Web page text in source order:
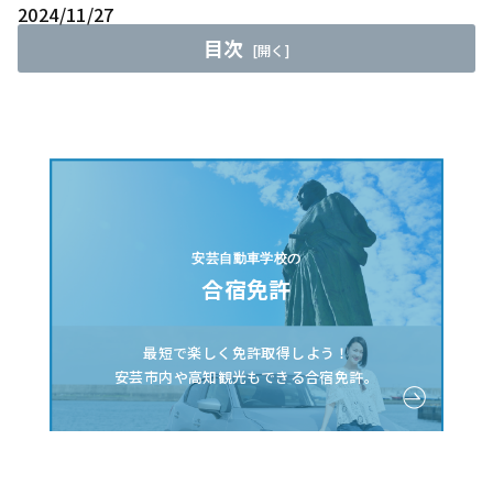
2024/11/27
目次
取得までの流れ①(教習所に通う方法)
取得までの流れ②(一発試験で取得する方法)
準中型免許の費用総額
取得にかかる費用の概要
教習所の授業料 ★教習料金の相場と選び方
申請手数料 ★免許取得に伴う手数料
その他の費用 ★教材費や交通費など
準中型免許取得にかかる時間
安芸自動車学校の
合宿免許
最短で楽しく免許取得しよう！
安芸市内や高知観光もできる合宿免許。